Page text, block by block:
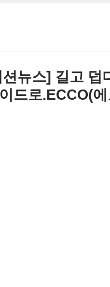
뉴스] 길고
드로.ECCO(에